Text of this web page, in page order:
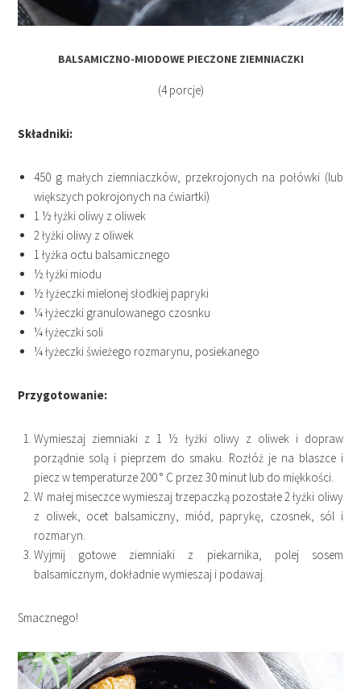
BALSAMICZNO-MIODOWE PIECZONE ZIEMNIACZKI
(4 porcje)
Składniki:
450 g małych ziemniaczków, przekrojonych na połówki (lub
większych pokrojonych na ćwiartki)
1 ½ łyżki oliwy z oliwek
2 łyżki oliwy z oliwek
1 łyżka octu balsamicznego
½ łyżki miodu
½ łyżeczki mielonej słodkiej papryki
¼ łyżeczki granulowanego czosnku
¼ łyżeczki soli
¼ łyżeczki świeżego rozmarynu, posiekanego
Przygotowanie:
Wymieszaj ziemniaki z 1 ½ łyżki oliwy z oliwek i dopraw
porządnie solą i pieprzem do smaku. Rozłóż je na blaszce i
piecz w temperaturze 200 ° C przez 30 minut lub do miękkości.
W małej miseczce wymieszaj trzepaczką pozostałe 2 łyżki oliwy
z oliwek, ocet balsamiczny, miód, paprykę, czosnek, sól i
rozmaryn.
Wyjmij gotowe ziemniaki z piekarnika, polej sosem
balsamicznym, dokładnie wymieszaj i podawaj.
Smacznego!